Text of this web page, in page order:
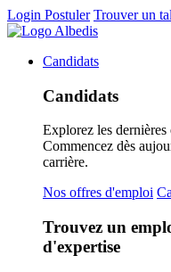
Login Postuler Trouver un
Candidats
Candidats
Explorez les
Commencez dès
carrière.
Nos offres d'emploi
Trouvez un
d'expertise